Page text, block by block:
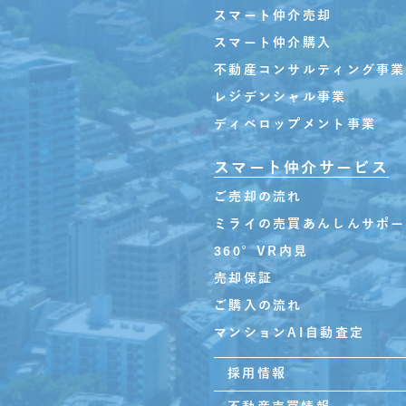
スマート仲介売却
スマート仲介購入
不動産コンサルティング事業
レジデンシャル事業
ディベロップメント事業
スマート仲介サービス
ご売却の流れ
ミライの売買あんしんサポ
360°VR内見
売却保証
ご購入の流れ
マンションAI自動査定
採用情報